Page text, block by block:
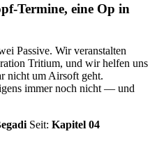
Termine, eine Op in
Passive. Wir veranstalten
Tritium, und wir helfen uns
nicht um Airsoft geht.
immer noch nicht — und
Seit: Kapitel 04